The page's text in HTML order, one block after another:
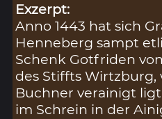
Exzerpt:
Anno 1443 hat sich
Henneberg sampt
Schenk Gotfriden
des Stiffts
Buchner verainigt
im Schrein in der